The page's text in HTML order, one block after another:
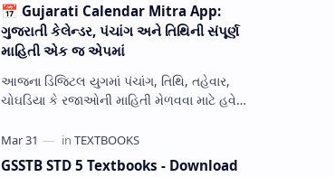
📅 Gujarati Calendar Mitra App:
ગુજરાતી કેલેન્ડર, પંચાંગ અને તિથિની સંપૂર્ણ
માહિતી એક જ એપમાં
આજના ડિજિટલ યુગમાં પંચાંગ, તિથિ, તહેવાર,
ચોઘડિયા કે રજાઓની માહિતી મેળવવા માટે હવે
GSSTB STD 5 Textbooks - Download